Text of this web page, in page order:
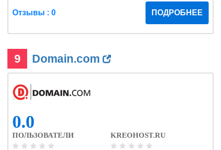
Отзывы : 0 ПОДРОБНЕЕ
9 Domain.com
0.0
ПОЛЬЗОВАТЕЛИ KREOHOST.RU